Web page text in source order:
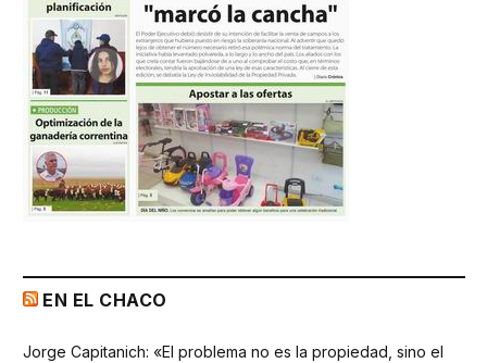
EN EL CHACO
Jorge Capitanich: «El problema no es la propiedad, sino el